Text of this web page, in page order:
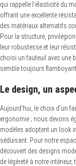
qui rappelle l’élasticité du
offrant une excellente
des matériaux alternatifs
Pour la structure,
leur robustesse et leur
choisi un fauteuil avec une
semble toujours
Le design, un
Aujourd’hui, le choix d’un
ergonomie ; nous devons
modèles adoptent un look
séduisant. Pour notre
découvert des designs
de légèreté à notre